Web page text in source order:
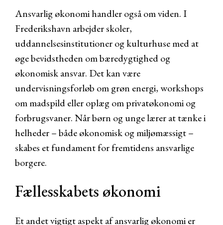
Ansvarlig økonomi handler også om viden. I
Frederikshavn arbejder skoler,
uddannelsesinstitutioner og kulturhuse med at
øge bevidstheden om bæredygtighed og
økonomisk ansvar. Det kan være
undervisningsforløb om grøn energi, workshops
om madspild eller oplæg om privatøkonomi og
forbrugsvaner. Når børn og unge lærer at tænke i
helheder – både økonomisk og miljømæssigt –
skabes et fundament for fremtidens ansvarlige
borgere.
Fællesskabets økonomi
Et andet vigtigt aspekt af ansvarlig økonomi er